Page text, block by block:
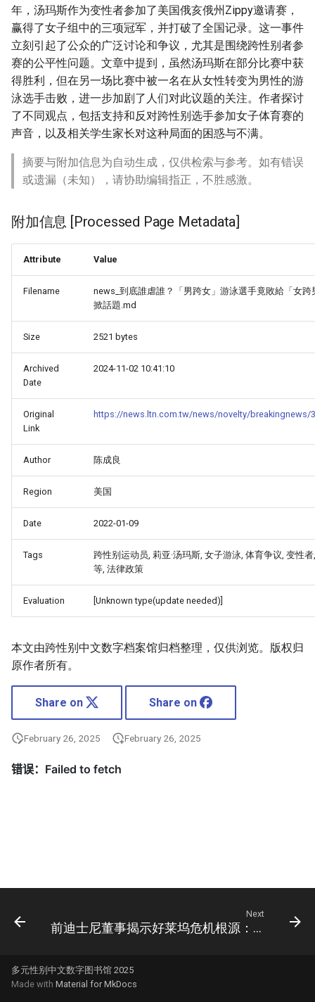
年，汤玛斯作为变性者参加了美国俄亥俄州Zippy邀请赛，
赢得了女子组中的三项冠军，并打破了全国记录。这一事件
立刻引起了公众的广泛讨论和争议，尤其是围绕跨性别者参
赛的公平性问题。文章中提到，虽然汤玛斯在部分比赛中获
得胜利，但在另一场比赛中被一名在从女性转变为男性的游
泳选手击败，进一步加剧了人们对此议题的关注。作者探讨
了不同观点，包括支持和反对跨性别选手参加女子体育赛的
声音，以及相关学生家长对这种局面的困惑与不满。
摘要与附加信息为自动生成，仅供检索与参考。如有错误
或遗漏（未知），请协助编辑指正，不胜感激。
附加信息 [Processed Page Metadata]
Attribute Value
Filename
news_到底誰虐誰？「男跨女」游泳選手竟敗給「女跨
掀話題.md
Size 2521 bytes
Archived
Date
2024-11-02 10:41:10
Original
Link
https://news.ltn.com.tw/news/novelty/breakingnews/
Author 陈成良
Region 美国
Date 2022-01-09
Tags
跨性别运动员, 莉亚·汤玛斯, 女子游泳, 体育争议, 变性
等, 法律政策
Evaluation [Unknown type(update needed)]
本文由跨性别中文数字档案馆归档整理，仅供浏览。版权归
原作者所有。
Share on Share on
February 26, 2025 February 26, 2025
Next
前迪士尼董事揭示好莱坞危机根源：DEI倡议遭指责
多元性别中文数字图书馆 2025
Made with Material for MkDocs